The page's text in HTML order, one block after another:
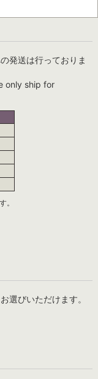
発送は行っておりま
only ship for
。
選びいただけます。